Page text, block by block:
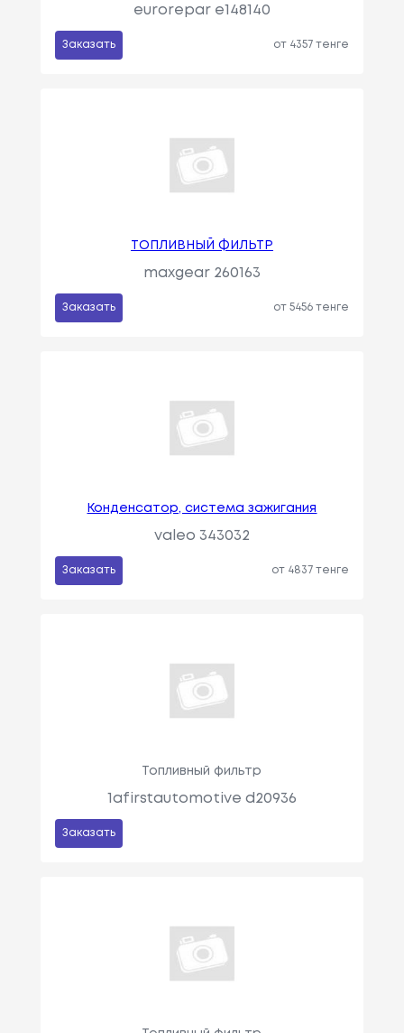
eurorepar e148140
Заказать от 4357 тенге
ТОПЛИВНЫЙ ФИЛЬТР
maxgear 260163
Заказать от 5456 тенге
Конденсатор, система зажигания
valeo 343032
Заказать от 4837 тенге
Топливный фильтр
1afirstautomotive d20936
Заказать